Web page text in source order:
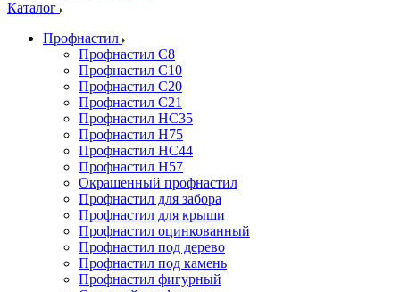
Каталог
Профнастил
Профнастил С8
Профнастил С10
Профнастил С20
Профнастил С21
Профнастил НС35
Профнастил Н75
Профнастил HC44
Профнастил Н57
Окрашенный профнастил
Профнастил для забора
Профнастил для крыши
Профнастил оцинкованный
Профнастил под дерево
Профнастил под камень
Профнастил фигурный